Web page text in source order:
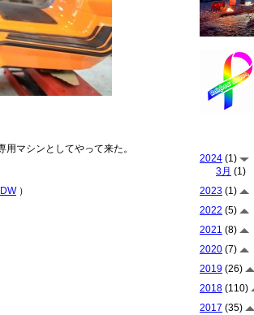
マシンとしてやって来た。
）
2024 (1)
3月 (1)
2023 (1)
2022 (5)
2021 (8)
2020 (7)
2019 (26)
2018 (110)
2017 (35)